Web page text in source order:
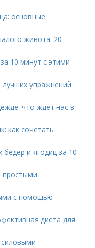
основные
живота: 20
10 минут с этими
упражнений
что ждет нас в
как сочетать
и ягодиц за 10
простыми
с помощью
диета для